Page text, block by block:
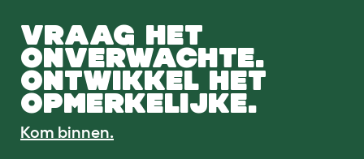
VRAAG HET
ONVERWACHTE.
ONTWIKKEL HET
OPMERKELIJKE.
Kom binnen.